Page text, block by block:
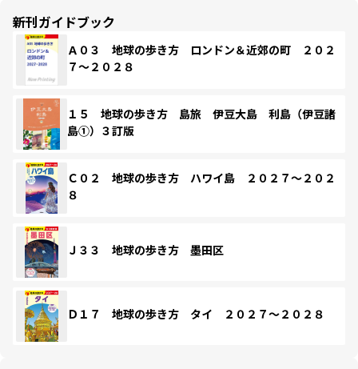
新刊ガイドブック
Ａ０３ 地球の歩き方 ロンドン＆近郊の町 ２０２
７～２０２８
１５ 地球の歩き方 島旅 伊豆大島 利島（伊豆諸
島①）３訂版
Ｃ０２ 地球の歩き方 ハワイ島 ２０２７～２０２
８
Ｊ３３ 地球の歩き方 墨田区
Ｄ１７ 地球の歩き方 タイ ２０２７～２０２８